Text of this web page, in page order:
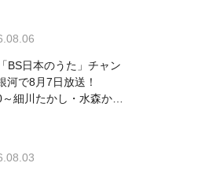
BS日本のうた」チャン
河で8月7日放送！
細川たかし・水森かお